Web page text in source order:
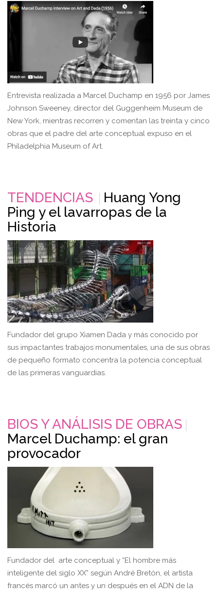
Entrevista realizada a Marcel Duchamp en 1956 por James
Johnson Sweeney, director del Guggenheim Museum de
New York, mientras recorren y comentan las treinta y cinco
obras que el padre del arte conceptual expuso en el
Philadelphia Museum of Art.
TENDENCIAS
Huang Yong
Ping y el lavarropas de la
Historia
Fundador del grupo Xiamen Dada y más conocido por
sus impactantes trabajos monumentales, una de sus obras
de pequeño formato concentra la potencia conceptual
de las primeras vanguardias.
BIOS Y ANÁLISIS DE OBRAS
Marcel Duchamp: el gran
provocador
Fundador del arte conceptual y “El hombre más
inteligente del siglo XX” según André Bretón, el artista
francés marcó un antes y un después en el ADN de la